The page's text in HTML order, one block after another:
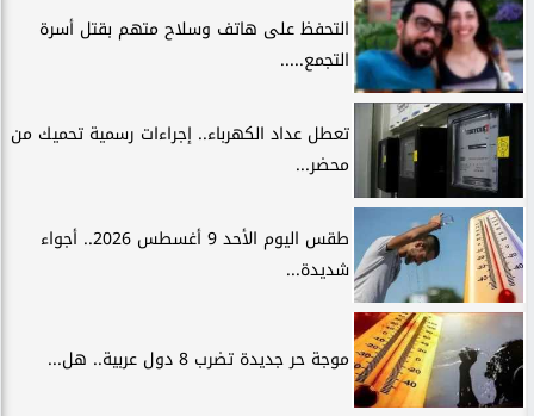
التحفظ على هاتف وسلاح متهم بقتل أسرة
التجمع.....
تعطل عداد الكهرباء.. إجراءات رسمية تحميك من
محضر...
طقس اليوم الأحد 9 أغسطس 2026.. أجواء
شديدة...
موجة حر جديدة تضرب 8 دول عربية.. هل...